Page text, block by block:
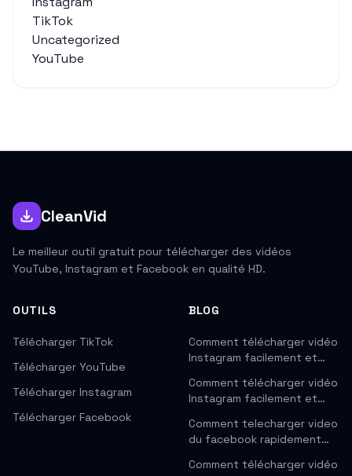
TikTok
Uncategorized
YouTube
CleanVid
Le meilleur outil gratuit pour télécharger des vidéos
YouTube, Instagram et Facebook en qualité HD.
OUTILS
Télécharger TikTok
Télécharger YouTube
Télécharger Instagram
Télécharger Facebook
BLOG
Comment télécharger vidéo
Instagram facilement et…
Comment télécharger vidéo
Instagram facilement et…
Comment telecharger video
du facebook rapidement…
Comment télécharger vidéo